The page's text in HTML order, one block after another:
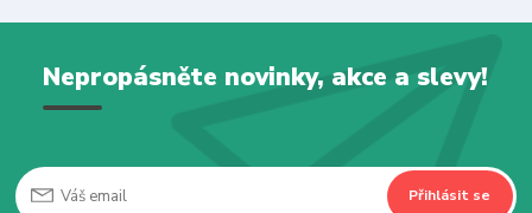
Nepropásněte novinky, akce a slevy!
Přihlásit se